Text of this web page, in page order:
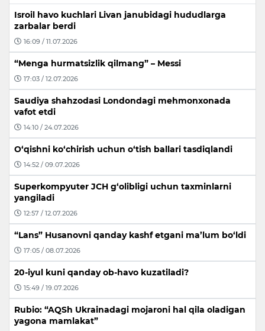
Isroil havo kuchlari Livan janubidagi hududlarga
zarbalar berdi
16:09 / 11.07.2026
“Menga hurmatsizlik qilmang” – Messi
17:03 / 12.07.2026
Saudiya shahzodasi Londondagi mehmonxonada
vafot etdi
14:10 / 24.07.2026
O‘qishni ko‘chirish uchun o‘tish ballari tasdiqlandi
14:52 / 09.07.2026
Superkompyuter JCH g‘olibligi uchun taxminlarni
yangiladi
12:57 / 12.07.2026
“Lans” Husanovni qanday kashf etgani ma’lum bo‘ldi
17:05 / 08.07.2026
20-iyul kuni qanday ob-havo kuzatiladi?
15:49 / 19.07.2026
Rubio: “AQSh Ukrainadagi mojaroni hal qila oladigan
yagona mamlakat”